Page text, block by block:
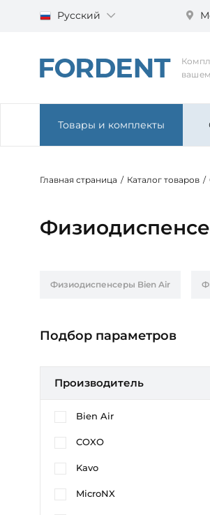
Русский
Товары и комплекты
Главная страница / Каталог товаров /
Физиодиспенсеры Bien Air
Подбор параметров
Производитель
Bien Air
COXO
Kavo
MicroNX